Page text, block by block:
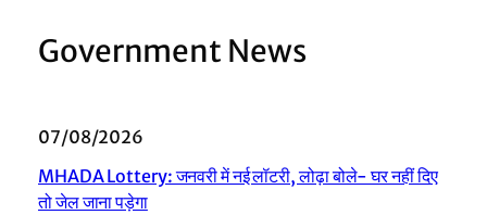
Government News
07/08/2026
MHADA Lottery: जनवरी में नई लॉटरी, लोढ़ा बोले- घर नहीं दिए
तो जेल जाना पड़ेगा